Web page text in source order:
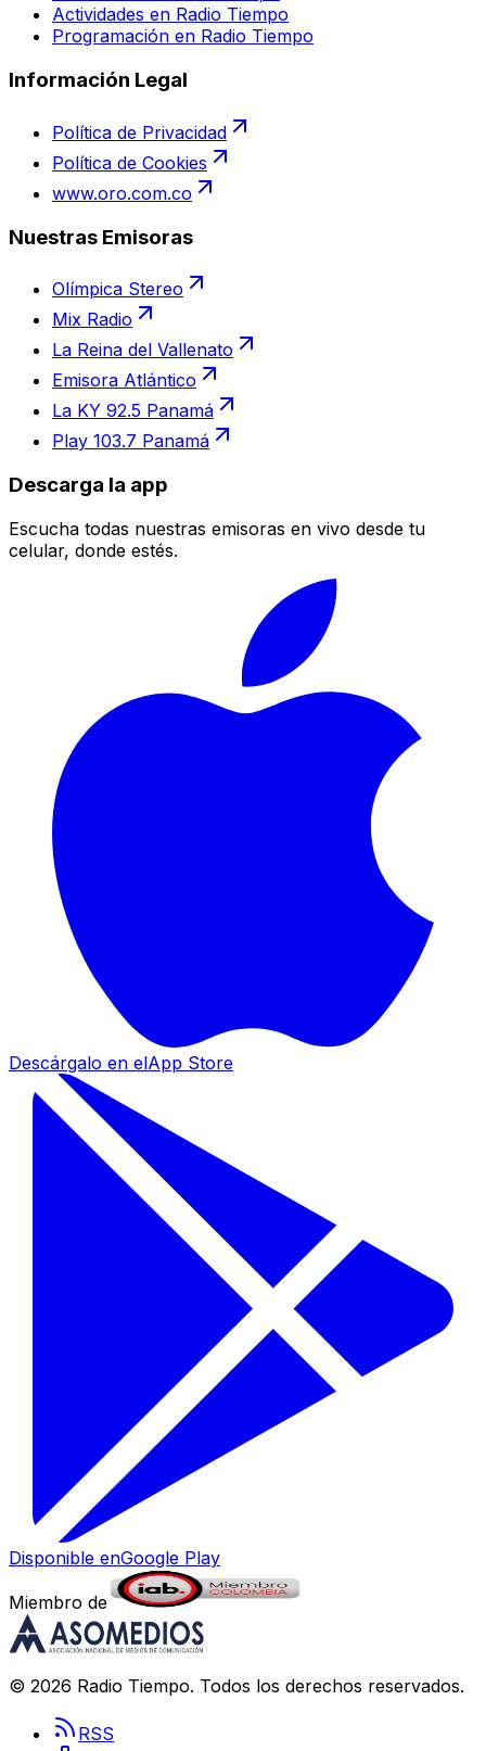
Actividades en Radio Tiempo
Programación en Radio Tiempo
Información Legal
Política de Privacidad
Política de Cookies
www.oro.com.co
Nuestras Emisoras
Olímpica Stereo
Mix Radio
La Reina del Vallenato
Emisora Atlántico
La KY 92.5 Panamá
Play 103.7 Panamá
Descarga la app
Escucha todas nuestras emisoras en vivo desde tu
celular, donde estés.
Descárgalo en elApp Store
Disponible enGoogle Play
Miembro de
© 2026 Radio Tiempo. Todos los derechos reservados.
RSS